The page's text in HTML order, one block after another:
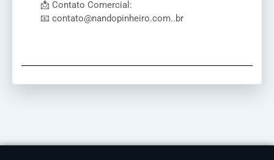
📩 Contato Comercial:
📧 contato@nandopinheiro.com..br